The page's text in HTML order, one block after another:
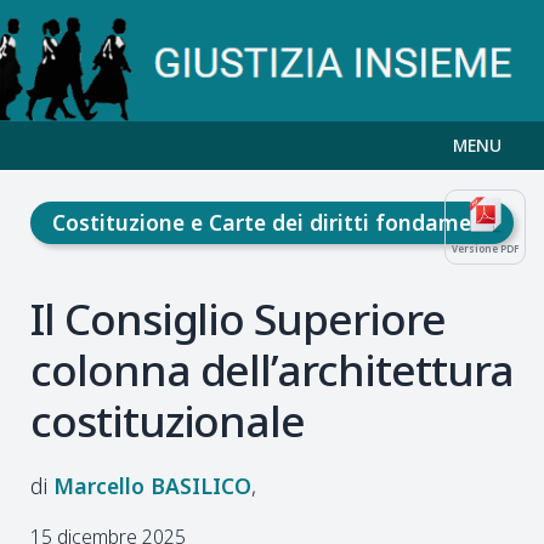
MENU
Versione PDF
Costituzione e Carte dei diritti fondamentali
Il Consiglio Superiore
colonna dell’architettura
costituzionale
Marcello BASILICO
15 dicembre 2025